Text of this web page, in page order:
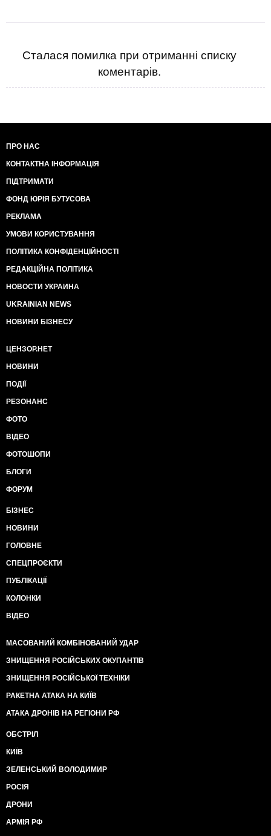
Сталася помилка при отриманні списку
коментарів.
ПРО НАС
КОНТАКТНА ІНФОРМАЦІЯ
ПІДТРИМАТИ
ФОНД ЮРІЯ БУТУСОВА
РЕКЛАМА
УМОВИ КОРИСТУВАННЯ
ПОЛІТИКА КОНФІДЕНЦІЙНОСТІ
РЕДАКЦІЙНА ПОЛІТИКА
НОВОСТИ УКРАИНА
UKRAINIAN NEWS
НОВИНИ БІЗНЕСУ
ЦЕНЗОР.НЕТ
НОВИНИ
ПОДІЇ
РЕЗОНАНС
ФОТО
ВІДЕО
ФОТОШОПИ
БЛОГИ
ФОРУМ
БІЗНЕС
НОВИНИ
ГОЛОВНЕ
СПЕЦПРОЄКТИ
ПУБЛІКАЦІЇ
КОЛОНКИ
ВІДЕО
МАСОВАНИЙ КОМБІНОВАНИЙ УДАР
ЗНИЩЕННЯ РОСІЙСЬКИХ ОКУПАНТІВ
ЗНИЩЕННЯ РОСІЙСЬКОЇ ТЕХНІКИ
РАКЕТНА АТАКА НА КИЇВ
АТАКА ДРОНІВ НА РЕГІОНИ РФ
ОБСТРІЛ
КИЇВ
ЗЕЛЕНСЬКИЙ ВОЛОДИМИР
РОСІЯ
ДРОНИ
АРМІЯ РФ